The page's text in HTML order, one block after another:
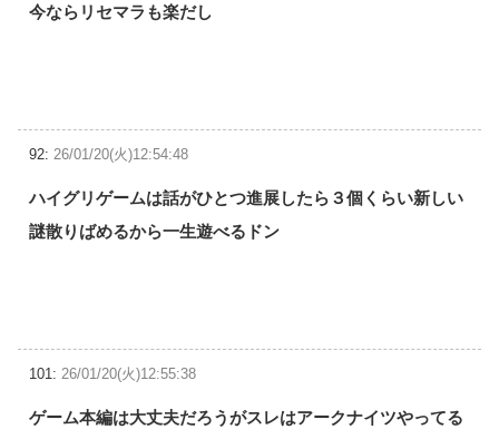
今ならリセマラも楽だし
92: 26/01/20(火)12:54:48
ハイグリゲームは話がひとつ進展したら３個くらい新しい
謎散りばめるから一生遊べるドン
101: 26/01/20(火)12:55:38
ゲーム本編は大丈夫だろうがスレはアークナイツやってる